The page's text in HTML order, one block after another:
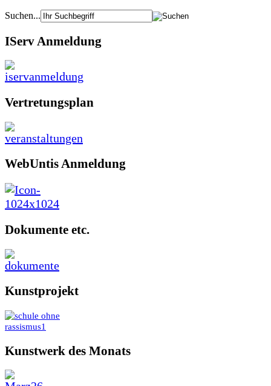
Suchen...
IServ Anmeldung
Vertretungsplan
WebUntis Anmeldung
Dokumente etc.
Kunstprojekt
Kunstwerk des Monats